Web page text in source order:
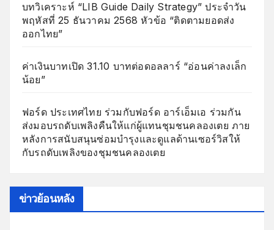
บทวิเคราะห์ “LIB Guide Daily Strategy” ประจำวัน
พฤหัสที่ 25 ธันวาคม 2568 หัวข้อ “ติดตามยอดส่ง
ออกไทย”
ค่าเงินบาทเปิด 31.10 บาทต่อดอลลาร์ “อ่อนค่าลงเล็ก
น้อย”
ฟอร์ด ประเทศไทย ร่วมกับฟอร์ด อาร์เอ็มเอ ร่วมกัน
ส่งมอบรถดับเพลิงคืนให้แก่ผู้แทนชุมชนคลองเตย ภาย
หลังการสนับสนุนซ่อมบำรุงและดูแลด้านเซอร์วิสให้
กับรถดับเพลิงของชุมชนคลองเตย
ข่าวย้อนหลัง